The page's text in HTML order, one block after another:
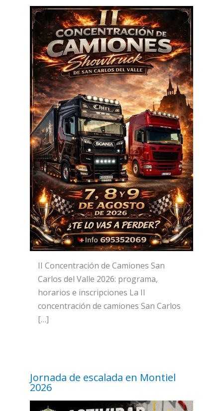
II Concentración de Camiones San
Carlos del Valle 2026: programa,
horarios e inscripciones La II
concentración de camiones San Carlos
[…]
Jornada de escalada en Montiel
2026